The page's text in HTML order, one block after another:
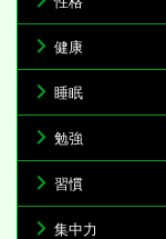
健康
睡眠
勉強
習慣
集中力